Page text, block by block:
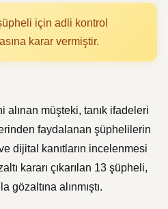
için adli kontrol
karar vermiştir.
alınan müşteki, tanık ifadeleri
faydalanan şüphelilerin
dijital kanıtların incelenmesi
kararı çıkarılan 13 şüpheli,
alınmıştı.